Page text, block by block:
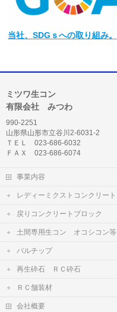
当社、SDGｓへの取り組み。
ミツワ生コン
有限会社 みつわ
990-2251
山形県山形市立谷川2-6031-2
ＴＥＬ 023-686-6032
ＦＡＸ 023-686-6074
事業内容
レディーミクストコンクリート
戻りコンクリートブロック
土間専用生コン オコシコン等
バルチップ
再生砕石 ＲＣ砕石
ＲＣ舗装材
会社概要